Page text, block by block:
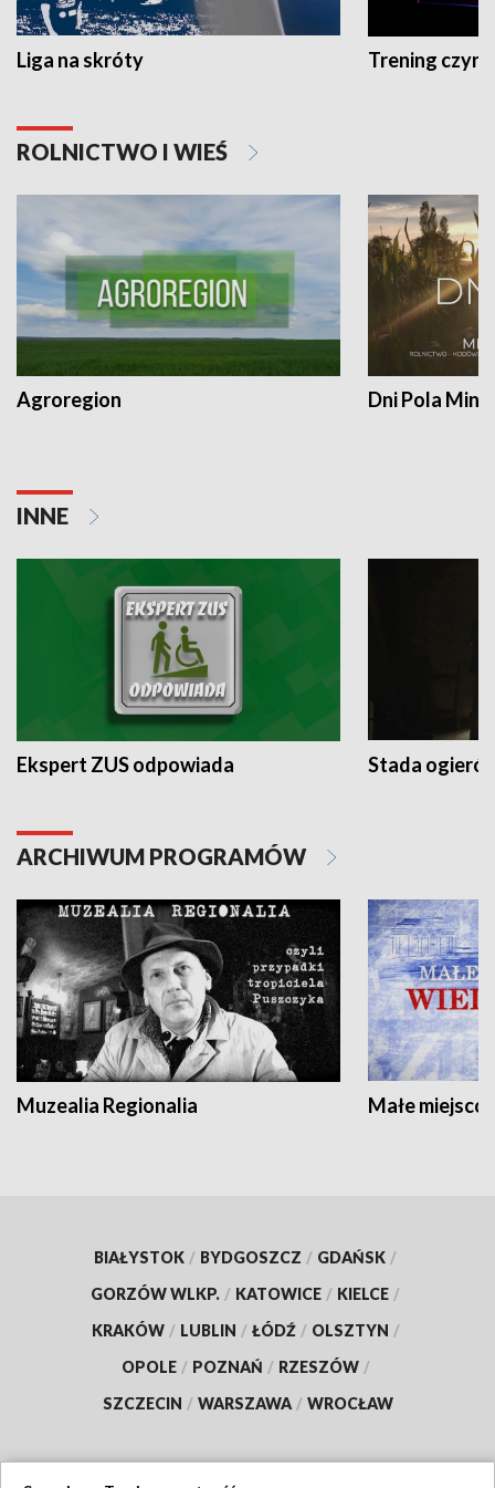
Liga na skróty Trening czyni
ROLNICTWO I WIEŚ
Agroregion Dni Pola
INNE
Ekspert ZUS odpowiada Stada
ARCHIWUM PROGRAMÓW
Muzealia Regionalia Małe
BIAŁYSTOK / BYDGOSZCZ / GDAŃSK /
GORZÓW WLKP. / KATOWICE / KIELCE /
KRAKÓW / LUBLIN / ŁÓDŹ / OLSZTYN /
OPOLE / POZNAŃ / RZESZÓW /
SZCZECIN / WARSZAWA / WROCŁAW